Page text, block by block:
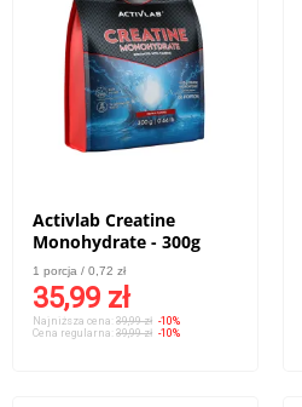
Activlab Creatine
Monohydrate - 300g
1 porcja / 0,72 zł
35,99 zł
Najniższa cena: 39,99 zł -10%
Cena regularna: 39,99 zł -10%